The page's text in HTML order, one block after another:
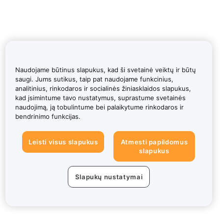
Naudojame būtinus slapukus, kad ši svetainė veiktų ir būtų
saugi. Jums sutikus, taip pat naudojame funkcinius,
analitinius, rinkodaros ir socialinės žiniasklaidos slapukus,
kad įsimintume tavo nustatymus, suprastume svetainės
naudojimą, ją tobulintume bei palaikytume rinkodaros ir
bendrinimo funkcijas.
Leisti visus slapukus
Atmesti papildomus
slapukus
Slapukų nustatymai